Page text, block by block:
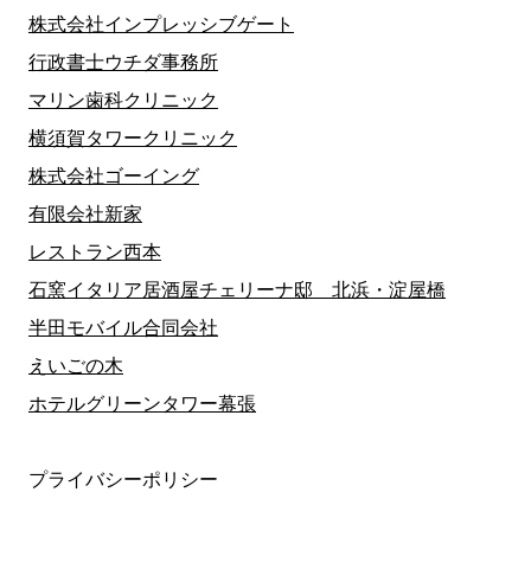
株式会社インプレッシブゲート
行政書士ウチダ事務所
マリン歯科クリニック
横須賀タワークリニック
株式会社ゴーイング
有限会社新家
レストラン西本
石窯イタリア居酒屋チェリーナ邸 北浜・淀屋橋
半田モバイル合同会社
えいごの木
ホテルグリーンタワー幕張
プライバシーポリシー